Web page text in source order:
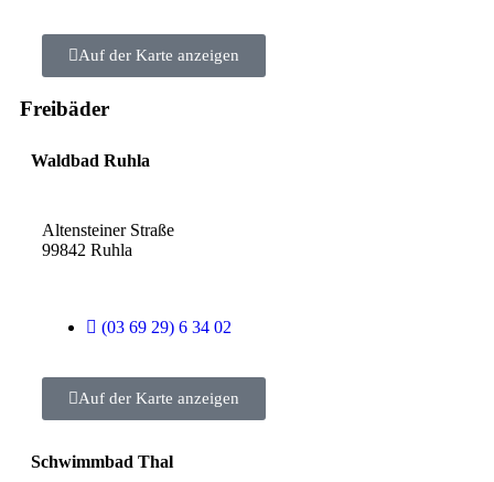
Auf der Karte anzeigen
Freibäder
Waldbad Ruhla
Altensteiner Straße
99842 Ruhla
(03 69 29) 6 34 02
Auf der Karte anzeigen
Schwimmbad Thal